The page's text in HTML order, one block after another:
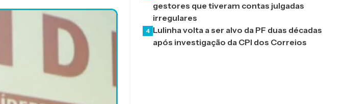
gestores que tiveram contas julgadas
irregulares
4 Lulinha volta a ser alvo da PF duas décadas
após investigação da CPI dos Correios